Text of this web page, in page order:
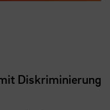
Diskriminierung